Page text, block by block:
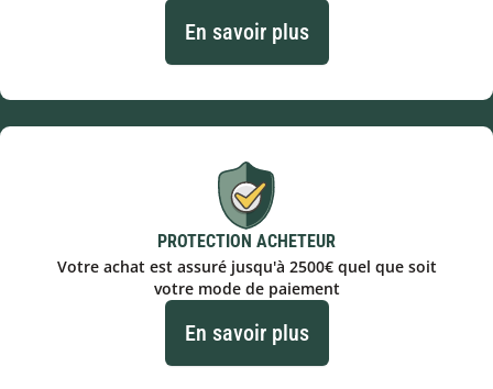
En savoir plus
PROTECTION ACHETEUR
Votre achat est assuré jusqu'à 2500€ quel que soit
votre mode de paiement
En savoir plus